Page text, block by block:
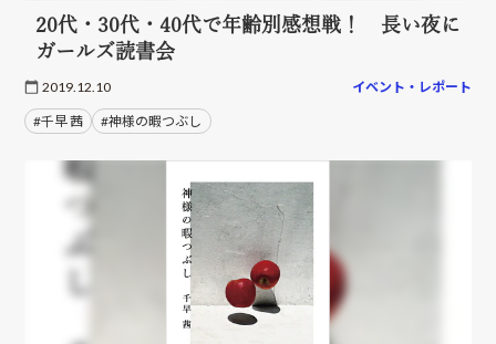
20代・30代・40代で年齢別感想戦！ 長い夜に
ガールズ読書会
2019.12.10 イベント・レポート
#千早 茜 #神様の暇つぶし